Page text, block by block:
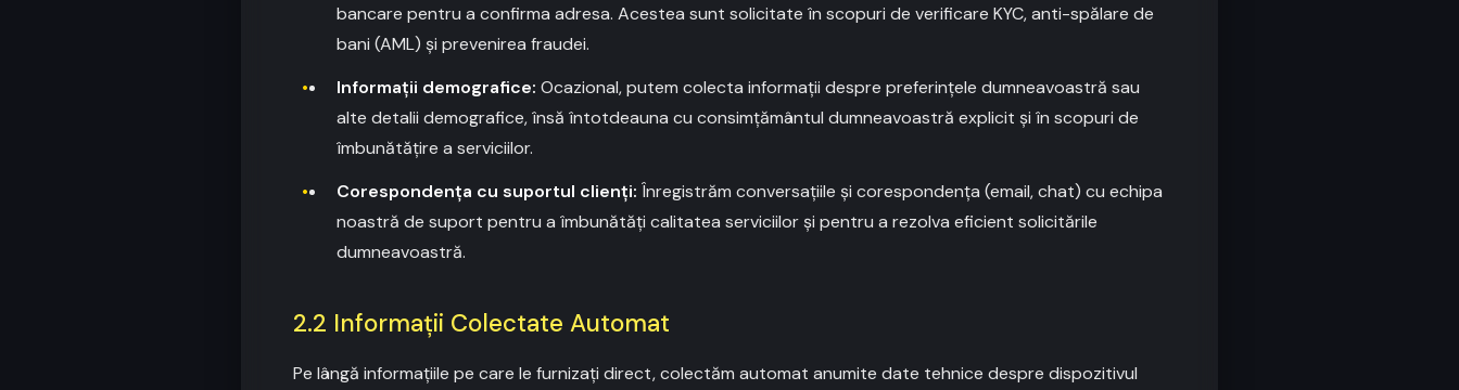
bancare pentru a confirma adresa. Acestea sunt solicitate în scopuri de verificare KYC, anti-spălare de
bani (AML) și prevenirea fraudei.
Informații demografice: Ocazional, putem colecta informații despre preferințele dumneavoastră sau
alte detalii demografice, însă întotdeauna cu consimțământul dumneavoastră explicit și în scopuri de
îmbunătățire a serviciilor.
Corespondența cu suportul clienți: Înregistrăm conversațiile și corespondența (email, chat) cu echipa
noastră de suport pentru a îmbunătăți calitatea serviciilor și pentru a rezolva eficient solicitările
dumneavoastră.
2.2 Informații Colectate Automat
Pe lângă informațiile pe care le furnizați direct, colectăm automat anumite date tehnice despre dispozitivul